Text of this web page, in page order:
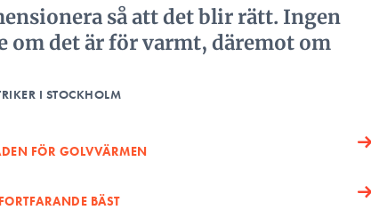
så att det blir rätt. Ingen
om det är för varmt, däremot om
I STOCKHOLM
FÖR GOLVVÄRMEN
BÄST